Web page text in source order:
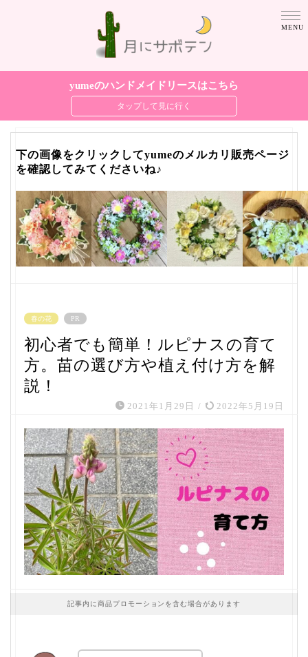
yumeのハンドメイドリースはこちら
下の画像をクリックしてyumeのメルカリ販売ページ
を確認してみてくださいね♪
春の花 PR
初心者でも簡単！ルピナスの育て
方。苗の選び方や植え付け方を解
説！
2021年1月29日 / 2022年5月19日
記事内に商品プロモーションを含む場合があります